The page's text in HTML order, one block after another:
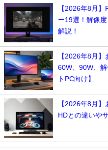
【2026年8月
ー19選！解像
解説！
【2026年8月
60W、90W、
トPC向け】
【2026年8月
HDとの違いや